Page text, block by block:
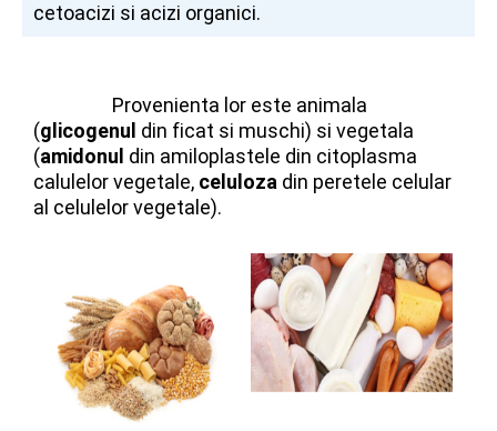
cetoacizi si acizi organici.
Provenienta lor este animala
(glicogenul din ficat si muschi) si vegetala
(amidonul din amiloplastele din citoplasma
calulelor vegetale, celuloza din peretele celular
al celulelor vegetale).